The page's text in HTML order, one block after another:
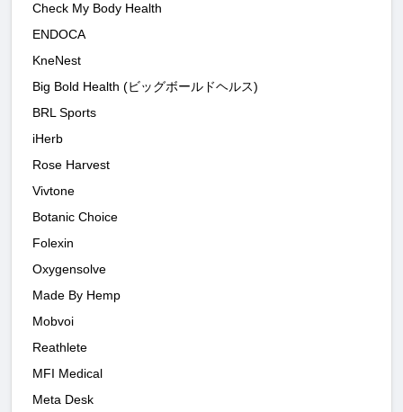
Check My Body Health
ENDOCA
KneNest
Big Bold Health (ビッグボールドヘルス)
BRL Sports
iHerb
Rose Harvest
Vivtone
Botanic Choice
Folexin
Oxygensolve
Made By Hemp
Mobvoi
Reathlete
MFI Medical
Meta Desk